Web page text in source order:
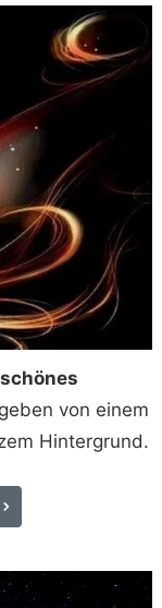
von einem
Hintergrund.
Code